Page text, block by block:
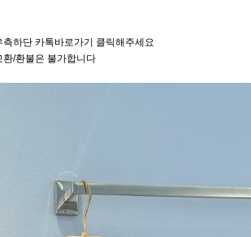
하단 카톡바로가기 클릭해주세요
/환불은 불가합니다